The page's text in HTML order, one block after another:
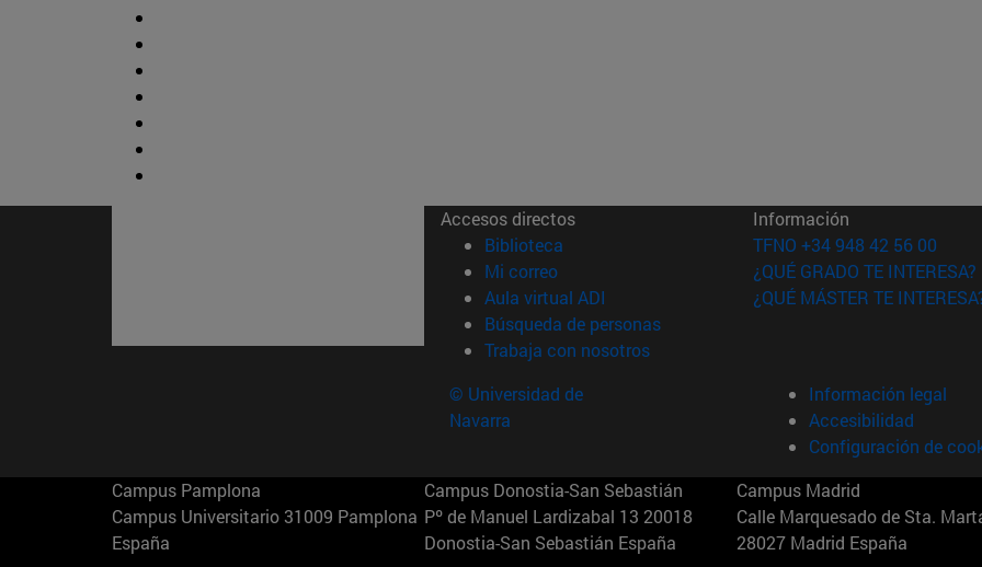
Accesos directos
Biblioteca (abre en nueva ventana)
Mi correo(abre en nueva ventana)
Aula virtual ADI (abre en nueva ventana)
Búsqueda de personas(abre en nueva ventana)
Trabaja con nosotros(abre en nueva ventana)
Información
TFNO +34 948 42 56 00
¿QUÉ GRADO TE INTERESA?
¿QUÉ MÁSTER TE
© Universidad de
Navarra
Información legal
Accesibilidad
Configuración de
Campus Pamplona
Campus Universitario 31009 Pamplona
España
Campus Donostia-San Sebastián
Pº de Manuel Lardizabal 13 20018
Donostia-San Sebastián España
Campus Madrid
Calle Marquesado de Sta.
28027 Madrid España